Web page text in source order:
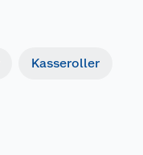
Kasseroller